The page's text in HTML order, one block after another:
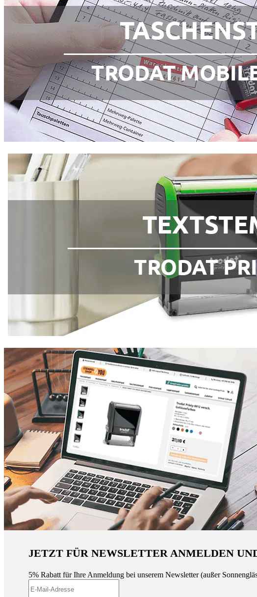
JETZT FÜR NEWSLETTER ANMELDEN
5% Rabatt für Ihre Anmeldung bei unserem Newsletter (außer